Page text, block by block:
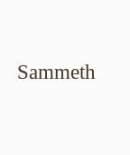
Sammeth